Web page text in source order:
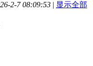
2-7 08:09:53 | 显示全部